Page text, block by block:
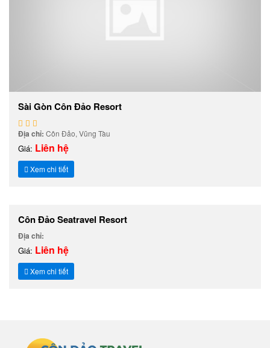
Sài Gòn Côn Đảo Resort
Địa chỉ: Côn Đảo, Vũng Tàu
Giá: Liên hệ
Xem chi tiết
Côn Đảo Seatravel Resort
Địa chỉ:
Giá: Liên hệ
Xem chi tiết